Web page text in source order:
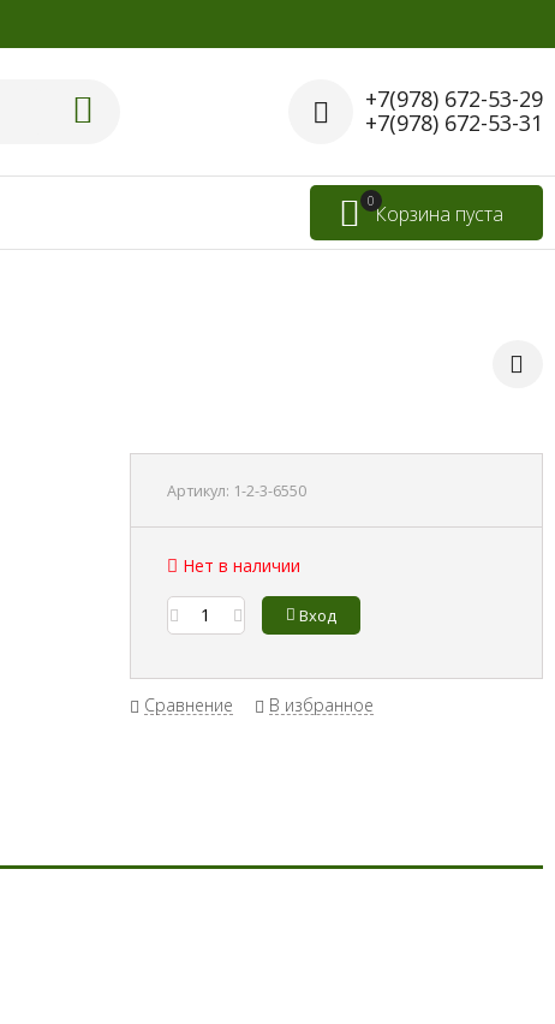
+7(978) 672-53-29
+7(978) 672-53-31
Корзина пуста
0
Артикул: 1-2-3-6550
Нет в наличии
Вход
Сравнение В избранное